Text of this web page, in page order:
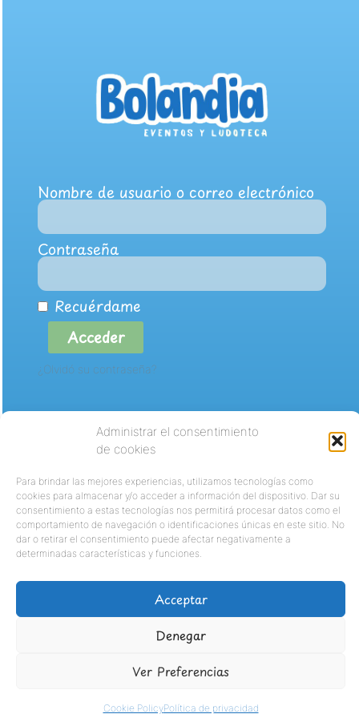
Administrar el consentimiento
de cookies
Para brindar las mejores experiencias, utilizamos tecnologías como
cookies para almacenar y/o acceder a información del dispositivo. Dar su
consentimiento a estas tecnologías nos permitirá procesar datos como el
comportamiento de navegación o identificaciones únicas en este sitio. No
dar o retirar el consentimiento puede afectar negativamente a
determinadas características y funciones.
Acceptar
Denegar
Ver Preferencias
Cookie PolicyPolítica de privacidad
Nombre de usuario o correo electrónico
Contraseña
Recuérdame
Acceder
¿Olvidó su contraseña?